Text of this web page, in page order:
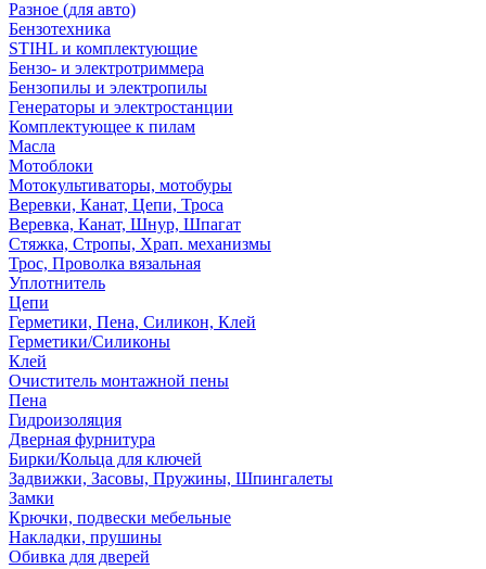
Разное (для авто)
Бензотехника
STIHL и комплектующие
Бензо- и электротриммера
Бензопилы и электропилы
Генераторы и электростанции
Комплектующее к пилам
Масла
Мотоблоки
Мотокультиваторы, мотобуры
Веревки, Канат, Цепи, Троса
Веревка, Канат, Шнур, Шпагат
Стяжка, Стропы, Храп. механизмы
Трос, Проволка вязальная
Уплотнитель
Цепи
Герметики, Пена, Силикон, Клей
Герметики/Силиконы
Клей
Очиститель монтажной пены
Пена
Гидроизоляция
Дверная фурнитура
Бирки/Кольца для ключей
Задвижки, Засовы, Пружины, Шпингалеты
Замки
Крючки, подвески мебельные
Накладки, прушины
Обивка для дверей